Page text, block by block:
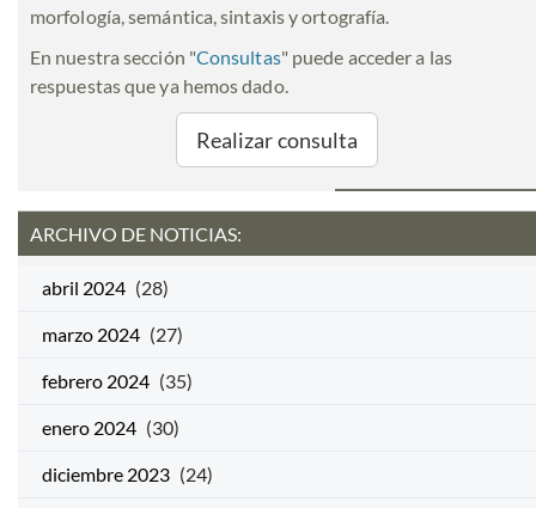
morfología, semántica, sintaxis y ortografía.
En nuestra sección "Consultas" puede acceder a las
respuestas que ya hemos dado.
Realizar consulta
ARCHIVO DE NOTICIAS:
abril 2024 (28)
marzo 2024 (27)
febrero 2024 (35)
enero 2024 (30)
diciembre 2023 (24)